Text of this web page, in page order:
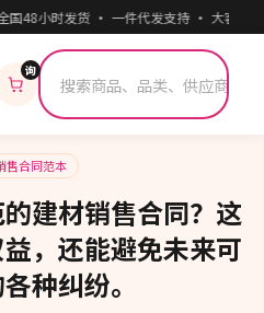
国48小时发货 · 一件代发支持 · 大客户
询
售合同范本
建材销售合同？这
，还能避免未来可
种纠纷。